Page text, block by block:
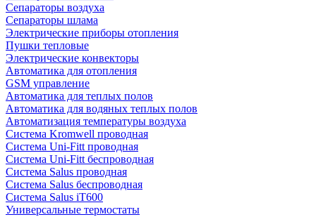
Сепараторы воздуха
Сепараторы шлама
Электрические приборы отопления
Пушки тепловые
Электрические конвекторы
Автоматика для отопления
GSM управление
Автоматика для теплых полов
Автоматика для водяных теплых полов
Автоматизация температуры воздуха
Система Kromwell проводная
Система Uni-Fitt проводная
Система Uni-Fitt беспроводная
Система Salus проводная
Система Salus беспроводная
Система Salus iT600
Универсальные термостаты